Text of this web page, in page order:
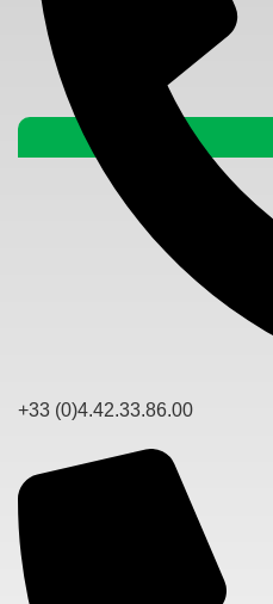
+33 (0)4.42.33.86.00